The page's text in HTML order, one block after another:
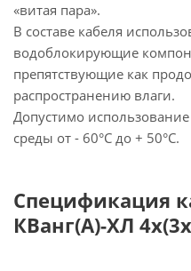
«витая пара».
В составе кабеля
водоблокирующие
препятствующие как
распространению влаги.
Допустимо
среды от - 60°C до + 50°C.
Спецификация
КВанг(А)-ХЛ